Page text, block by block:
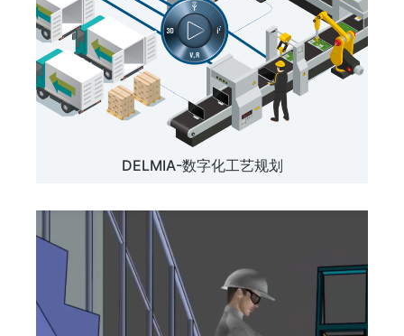
DELMIA-数字化工艺规划